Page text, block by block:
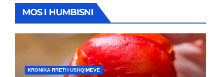
MOS I HUMBISNI
KRONIKA RRETH USHQIMEVE